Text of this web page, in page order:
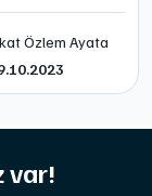
Özlem Ayata
var!